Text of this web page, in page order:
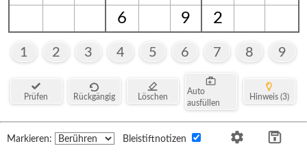
6
9 2
1 2 3 4 5 6 7 8 9
Prüfen Rückgängig Löschen
Auto
ausfüllen
Hinweis (3)
Markieren: Bleistiftnotizen